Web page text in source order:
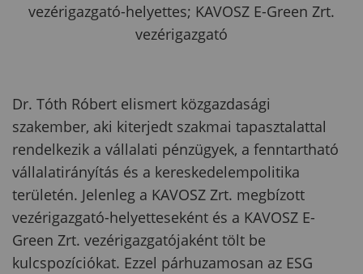
vezérigazgató-helyettes; KAVOSZ E-Green Zrt.
vezérigazgató
Dr. Tóth Róbert elismert közgazdasági
szakember, aki kiterjedt szakmai tapasztalattal
rendelkezik a vállalati pénzügyek, a fenntartható
vállalatirányítás és a kereskedelempolitika
területén. Jelenleg a KAVOSZ Zrt. megbízott
vezérigazgató-helyetteseként és a KAVOSZ E-
Green Zrt. vezérigazgatójaként tölt be
kulcspozíciókat. Ezzel párhuzamosan az ESG